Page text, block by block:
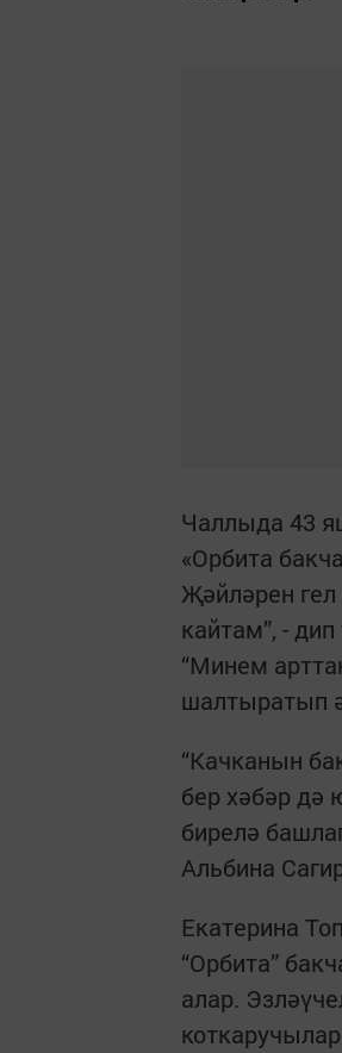
Чаллыда 43
«Орбита
Җәйләрен гел
кайтам”, -
“Минем
шалтыратып
“Качканын
бер хәбәр дә
бирелә
Альбина
Екатерина
“Орбита”
алар.